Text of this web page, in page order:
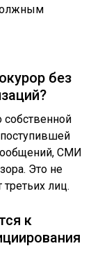
без
собственной
СМИ
Это не
третьих лиц.
к